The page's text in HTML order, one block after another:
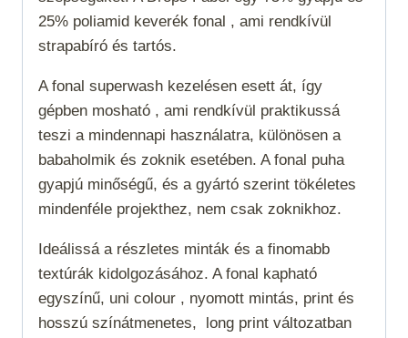
25% poliamid keverék fonal , ami rendkívül
strapabíró és tartós.
A fonal superwash kezelésen esett át, így
gépben mosható , ami rendkívül praktikussá
teszi a mindennapi használatra, különösen a
babaholmik és zoknik esetében. A fonal puha
gyapjú minőségű, és a gyártó szerint tökéletes
mindenféle projekthez, nem csak zoknikhoz.
Ideálissá a részletes minták és a finomabb
textúrák kidolgozásához. A fonal kapható
egyszínű, uni colour , nyomott mintás, print és
hosszú színátmenetes, long print változatban